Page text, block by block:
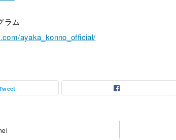
ラム
ayaka_konno_official/